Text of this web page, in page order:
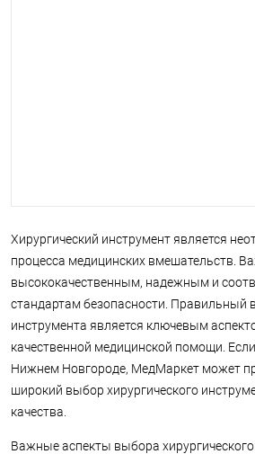
Хирургический инструмент является
процесса медицинских вмешательств.
высококачественным, надежным и
стандартам безопасности. Правильный
инструмента является ключевым
качественной медицинской помощи.
Нижнем Новгороде, МедМаркет может
широкий выбор хирургического
качества.
Важные аспекты выбора